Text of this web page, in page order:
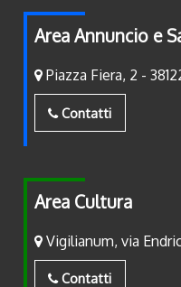
Area Annuncio e
Piazza Fiera, 2 -
Contatti
Area Cultura
Vigilianum, via
Contatti